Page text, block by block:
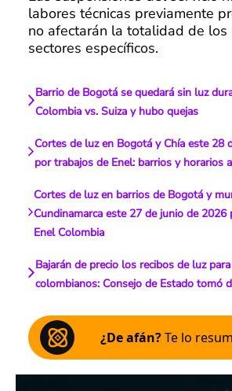
labores técnicas previamente
no afectarán la totalidad de los
sectores específicos.
Barrio de Bogotá se quedará sin luz
Colombia vs. Suiza y hubo quejas
Cortes de luz en Bogotá y Chía este 28
por trabajos de Enel: barrios y horarios
Cortes de luz en barrios de Bogotá y
Cundinamarca este 27 de junio de 2026
Enel Colombia
Bajarán de precio los recibos de luz
colombianos: Consejo de Estado tomó
¿De afán?Te lo